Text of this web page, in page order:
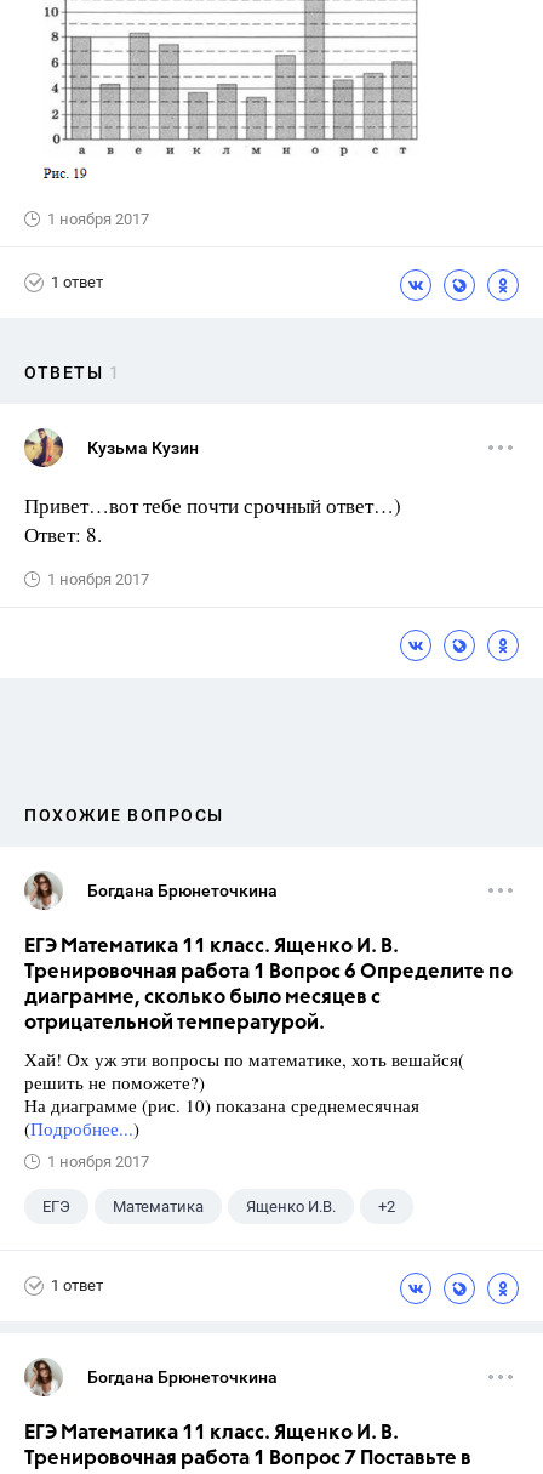
1 ноября 2017
1 ответ
ОТВЕТЫ 1
Кузьма Кузин
Привет…вот тебе почти срочный ответ…)
Ответ: 8.
1 ноября 2017
ПОХОЖИЕ ВОПРОСЫ
Богдана Брюнеточкина
ЕГЭ Математика 11 класс. Ященко И. В.
Тренировочная работа 1 Вопрос 6 Определите по
диаграмме, сколько было месяцев с
отрицательной температурой.
Хай! Ох уж эти вопросы по математике, хоть вешайся(
решить не поможете?)
На диаграмме (рис. 10) показана среднемесячная
(Подробнее...)
1 ноября 2017
ЕГЭ Математика Ященко И.В. +2
1 ответ
Богдана Брюнеточкина
ЕГЭ Математика 11 класс. Ященко И. В.
Тренировочная работа 1 Вопрос 7 Поставьте в